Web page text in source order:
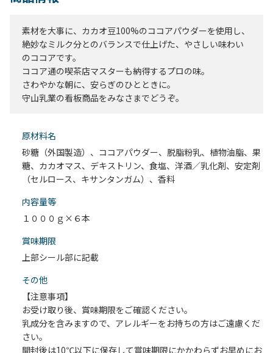
素材を大事に、カカオ豆100%のココアパウダーを使用し、
絶妙なミルク分とのバランスで仕上げた、やさしい味わい
のココアです。
ココア通の喫茶店マスターも納得するプロの味。
さわやかな朝に、安らぎのひとときに。
守山乳業の看板商品をみなさまでどうぞ。
原材料名
砂糖（外国製造）、ココアパウダー、脱脂粉乳、植物油脂、果
糖、カカオマス、デキストリン、食塩、洋酒／乳化剤、安定剤
（セルロース、キサンタンガム）、香料
内容量等
１０００ｇ×６本
賞味期限
上部シール部に記載
その他
【注意事項】
お受け取り後、賞味期限をご確認ください。
乳成分を含みますので、アレルギーをお持ちの方はご遠慮くだ
さい。
開封後は10℃以下に保存して賞味期限にかかわらずお早めにお